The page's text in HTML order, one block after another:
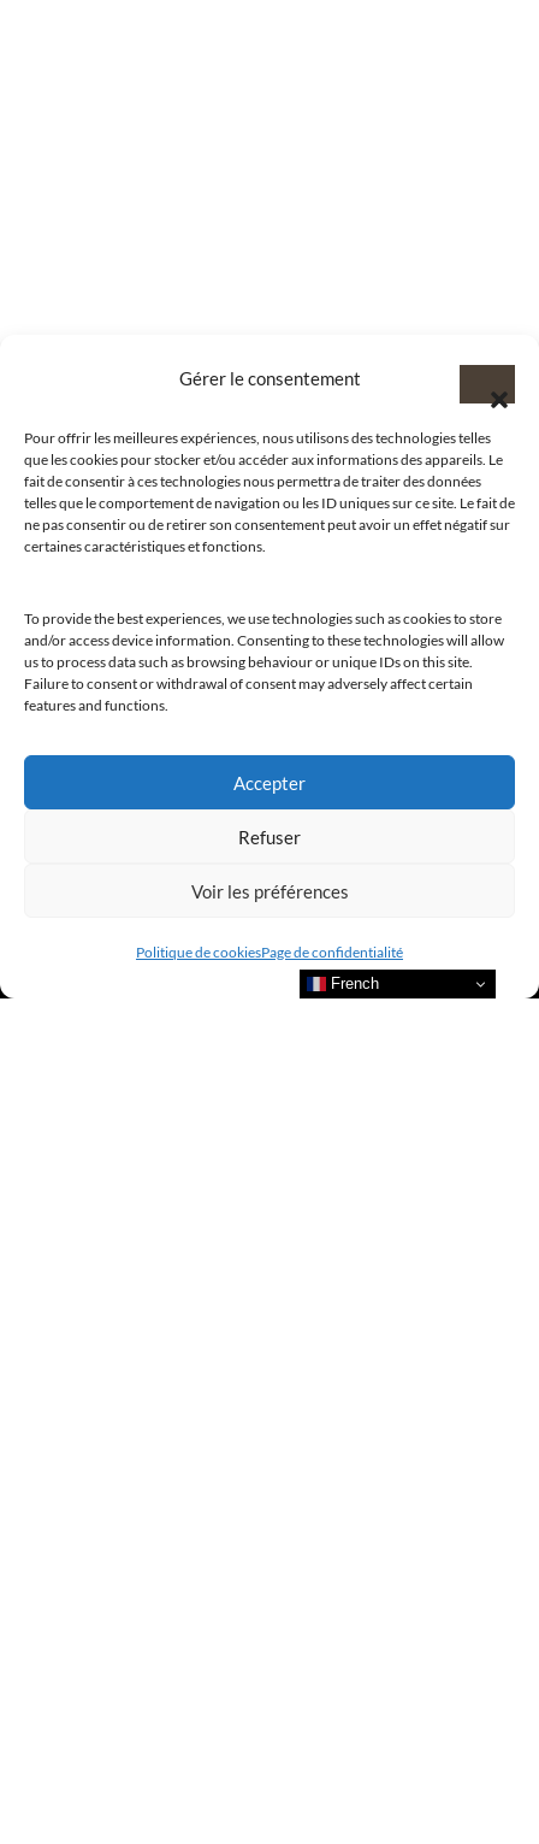
Gérer le consentement
Pour offrir les meilleures expériences, nous utilisons des technologies telles
que les cookies pour stocker et/ou accéder aux informations des appareils. Le
fait de consentir à ces technologies nous permettra de traiter des données
telles que le comportement de navigation ou les ID uniques sur ce site. Le fait de
ne pas consentir ou de retirer son consentement peut avoir un effet négatif sur
certaines caractéristiques et fonctions.
To provide the best experiences, we use technologies such as cookies to store
and/or access device information. Consenting to these technologies will allow
us to process data such as browsing behaviour or unique IDs on this site.
Failure to consent or withdrawal of consent may adversely affect certain
features and functions.
Accepter
Refuser
Voir les préférences
Politique de cookiesPage de confidentialité
@clubamilcar
French